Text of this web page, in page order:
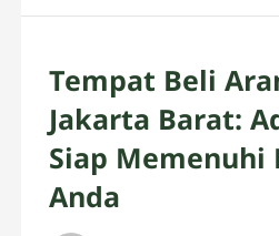
Tempat Beli
Jakarta Barat:
Siap Memenuhi
Anda